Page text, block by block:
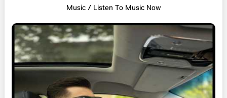
Music / Listen To Music Now